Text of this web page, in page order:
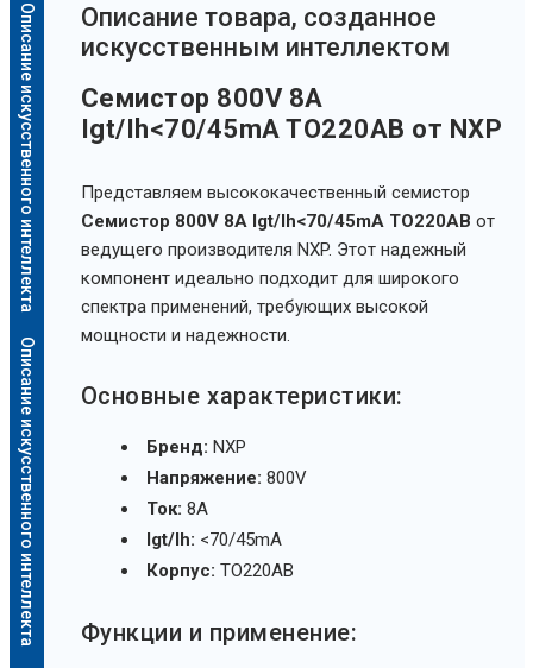
Описание искусственного интеллекта
Описание искусственного интеллекта
Oписание товара, созданное
искусственным интеллектом
Семистор 800V 8A
Igt/Ih<70/45mA TO220AB от NXP
Представляем высококачественный семистор
Семистор 800V 8A Igt/Ih<70/45mA TO220AB от
ведущего производителя NXP. Этот надежный
компонент идеально подходит для широкого
спектра применений, требующих высокой
мощности и надежности.
Основные характеристики:
Бренд: NXP
Напряжение: 800V
Ток: 8A
Igt/Ih: <70/45mA
Корпус: TO220AB
Функции и применение: